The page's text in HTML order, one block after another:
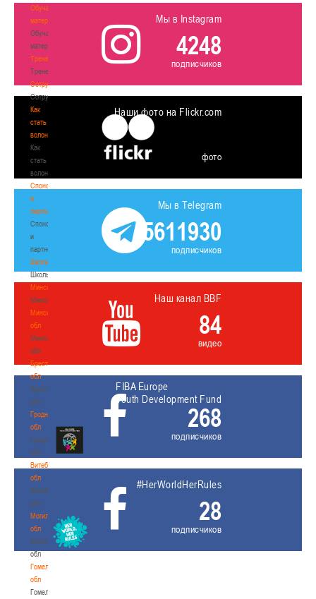
Обучающие
материалы
Обучающие
материалы
Тренерам
Тренерам
Сотрудничество
Сотрудничество
Как
стать
волонтером
Как
стать
волонтером
Спонсоры
и
партнеры
Спонсоры
и
партнеры
Школы
Школы
Минск
Минск
Минская
обл
Минская
обл
Брестская
обл
Брестская
обл
Гродненская
обл
Гродненская
обл
Витебская
обл
Витебская
обл
Могилевская
обл
Могилевская
обл
Гомельская
обл
Гомельская
Мы в Instagram
4248
подписчиков
Наши фото на Flickr.com
фото
Мы в Telegram
5611930
подписчиков
Наш канал BBF
84
видео
FIBA Europe
Youth Development Fund
268
подписчиков
#HerWorldHerRules
28
подписчиков